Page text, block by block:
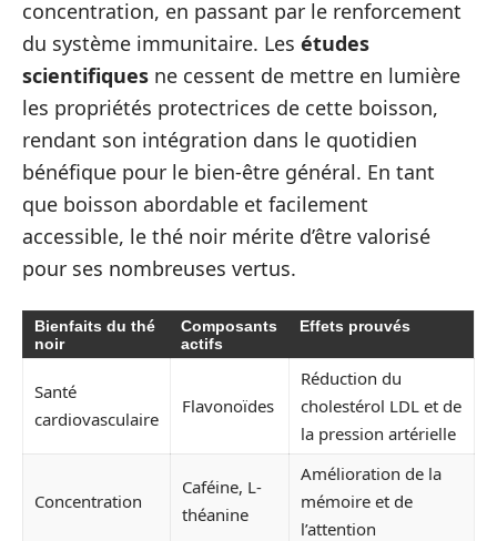
concentration, en passant par le renforcement
du système immunitaire. Les études
scientifiques ne cessent de mettre en lumière
les propriétés protectrices de cette boisson,
rendant son intégration dans le quotidien
bénéfique pour le bien-être général. En tant
que boisson abordable et facilement
accessible, le thé noir mérite d’être valorisé
pour ses nombreuses vertus.
Bienfaits du thé
noir
Composants
actifs
Effets prouvés
Santé
cardiovasculaire
Flavonoïdes
Réduction du
cholestérol LDL et de
la pression artérielle
Concentration
Caféine, L-
théanine
Amélioration de la
mémoire et de
l’attention